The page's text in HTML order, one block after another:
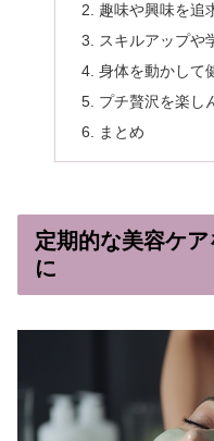
趣味や興味を追
スキルアップや
身体を動かして
プチ贅沢を楽し
まとめ
定期的な美容ケ
に